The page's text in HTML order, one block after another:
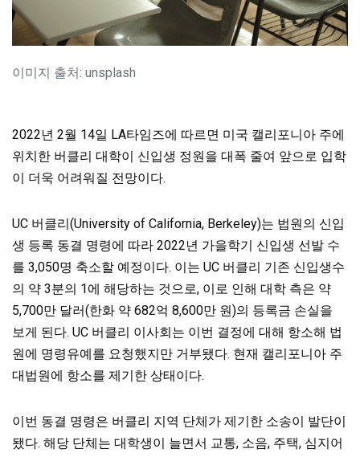
이미지 출처: unsplash
2022년 2월 14일 LA타임즈에 따르면 미국 캘리포니아 주에
위치한 버클리 대학이 신입생 정원을 대폭 줄여 앞으로 입학
이 더욱 어려워질 전망이다.
UC 버클리(University of California, Berkeley)는 법원의 신입
생 등록 동결 명령에 따라 2022년 가을학기 신입생 선발 수
를 3,050명 축소할 예정이다. 이는 UC 버클리 기존 신입생수
의 약 3분의 1에 해당하는 것으로, 이로 인해 대학 측은 약
5,700만 달러(한화 약 682억 8,600만 원)의 등록금 손실을
보게 된다. UC 버클리 이사회는 이번 결정에 대해 항소해 법
원에 명령유예를 요청했지만 거부됐다. 현재 캘리포니아 주
대법원에 항소를 제기한 상태이다.
이번 동결 명령은 버클리 지역 단체가 제기한 소송이 발단이
됐다. 해당 단체는 대학생이 늘면서 교통, 소음, 주택, 심지어